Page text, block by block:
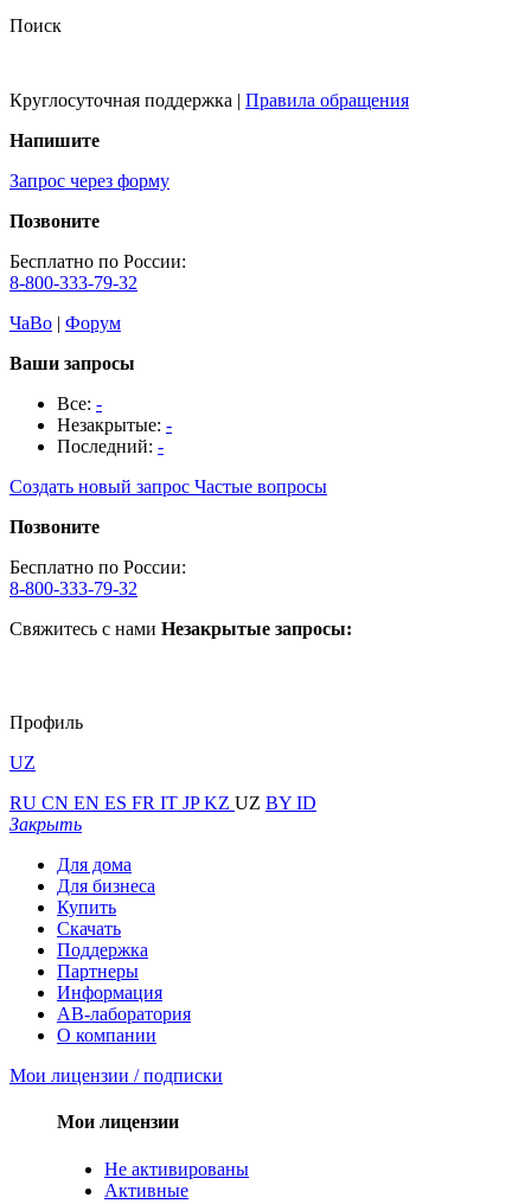
Поиск
Круглосуточная поддержка | Правила обращения
Напишите
Запрос через форму
Позвоните
Бесплатно по России:
8-800-333-79-32
ЧаВо | Форум
Ваши запросы
Все: -
Незакрытые: -
Последний: -
Создать новый запрос Частые вопросы
Позвоните
Бесплатно по России:
8-800-333-79-32
Свяжитесь с нами Незакрытые запросы:
Профиль
UZ
RU CN EN ES FR IT JPKZ UZ BY ID
Закрыть
Для дома
Для бизнеса
Купить
Скачать
Поддержка
Партнеры
Информация
АВ-лаборатория
О компании
Мои лицензии / подписки
Мои лицензии
Не активированы
Активные